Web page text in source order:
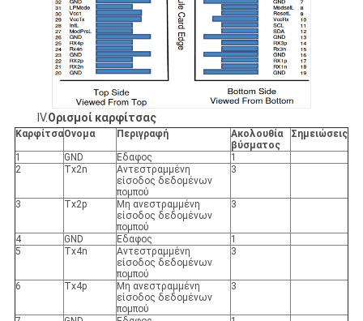
IV.Ορισμοί καρφίτσας
ΚαρφίτσαΟνομα Περιγραφή
Ακολουθία
βύσματος
Σημειώσεις
1 GND Εδαφος
1
2
Tx2n
Αντεστραμμένη
είσοδος δεδομένων
πομπού
3
3 Tx2p
Μη ανεστραμμένη
είσοδος δεδομένων
πομπού
3
4 GND Εδαφος
1
5
Tx4n
Αντεστραμμένη
είσοδος δεδομένων
πομπού
3
6 Tx4p
Μη ανεστραμμένη
είσοδος δεδομένων
πομπού
3